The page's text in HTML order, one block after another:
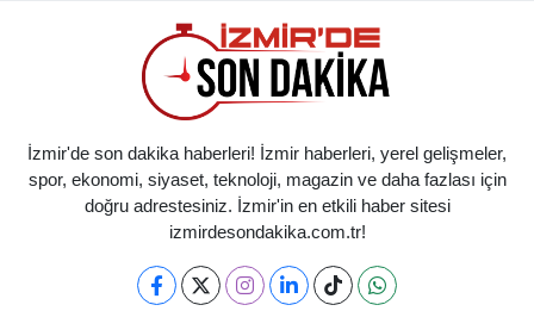
İzmir'de son dakika haberleri! İzmir haberleri, yerel gelişmeler,
spor, ekonomi, siyaset, teknoloji, magazin ve daha fazlası için
doğru adrestesiniz. İzmir'in en etkili haber sitesi
izmirdesondakika.com.tr!